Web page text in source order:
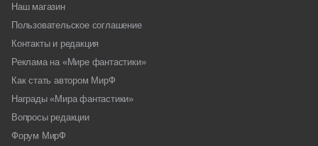
Наш магазин
Пользовательское соглашение
Контакты и редакция
Реклама на «Мире фантастики»
Как стать автором МирФ
Награды «Мира фантастики»
Вопросы редакции
Форум МирФ